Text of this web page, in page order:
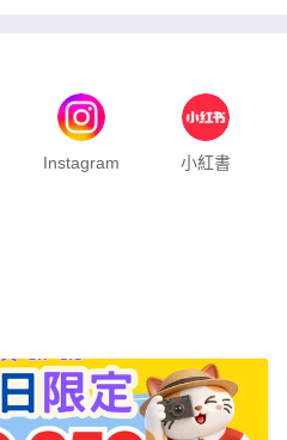
Instagram 小紅書